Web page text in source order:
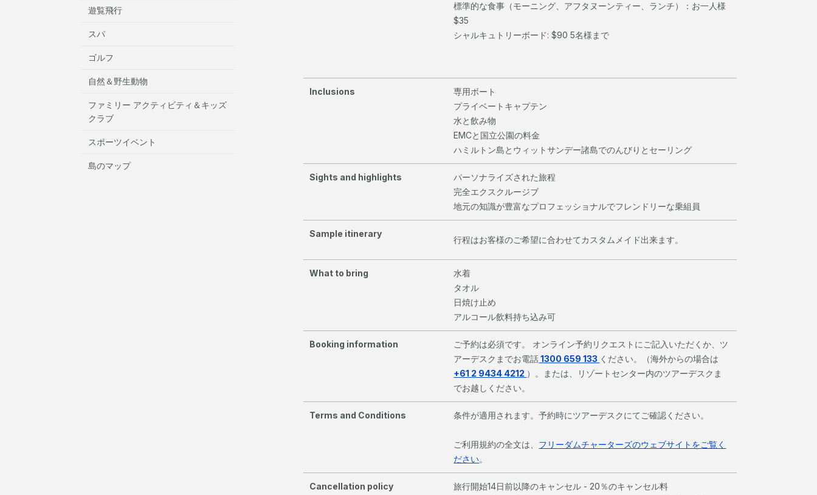
遊覧飛行
スパ
ゴルフ
自然＆野生動物
ファミリー アクティビティ＆キッズ
クラブ
スポーツイベント
島のマップ
標準的な食事（モーニング、アフタヌーンティー、ランチ）：お一人様
$35
シャルキュトリーボード: $90 5名様まで
Inclusions
専用ボート
プライベートキャプテン
水と飲み物
EMCと国立公園の料金
ハミルトン島とウィットサンデー諸島でのんびりとセーリング
Sights and highlights
パーソナライズされた旅程
完全エクスクルージブ
地元の知識が豊富なプロフェッショナルでフレンドリーな乗組員
Sample itinerary
行程はお客様のご希望に合わせてカスタムメイド出来ます。
What to bring
水着
タオル
日焼け止め
​アルコール飲料持ち込み可
Booking information
ご予約は必須です。 オンライン予約リクエストにご記入いただくか、ツ
アーデスクまでお電話1300 659 133 ください。（海外からの場合は
+61 2 9434 4212 ）。または、リゾートセンター内のツアーデスクま
でお越しください。
Terms and Conditions 条件が適用されます。予約時にツアーデスクにてご確認ください。
ご利用規約の全文は、 フリーダムチャーターズのウェブサイトをご覧く
ださい。
Cancellation policy
旅行開始14日前以降のキャンセル - 20％のキャンセル料